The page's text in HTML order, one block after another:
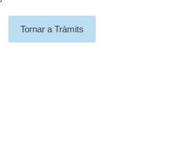
Tornar a Tràmits